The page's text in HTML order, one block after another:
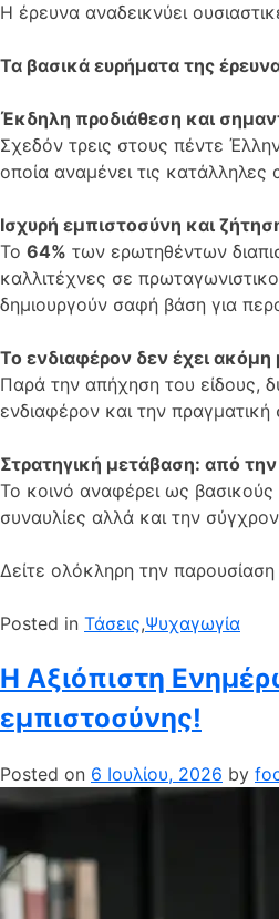
Η έρευνα αναδεικνύει
Τα βασικά ευρήματα της
Έκδηλη προδιάθεση και
Σχεδόν τρεις στους πέντε
οποία αναμένει τις
Ισχυρή εμπιστοσύνη και
Το 64% των ερωτηθέντων
καλλιτέχνες σε
δημιουργούν σαφή βάση για
Το ενδιαφέρον δεν έχει
Παρά την απήχηση του είδους,
ενδιαφέρον και την
Στρατηγική μετάβαση: από την
Το κοινό αναφέρει ως
συναυλίες αλλά και την
Δείτε ολόκληρη την
Posted in Τάσεις,Ψυχαγωγία
Η Αξιόπιστη
εμπιστοσύνης!
Posted on 6 Ιουλίου, 2026 by